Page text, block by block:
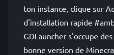
ton instance, clique sur
d'installation rapide
GDLauncher s'occupe
bonne version de